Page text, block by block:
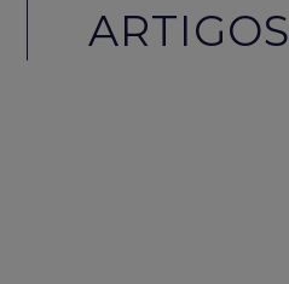
ARTIGOS